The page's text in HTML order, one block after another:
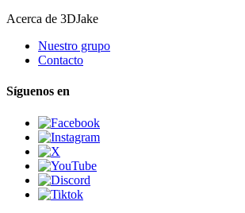
Acerca de 3DJake
Nuestro grupo
Contacto
Síguenos en